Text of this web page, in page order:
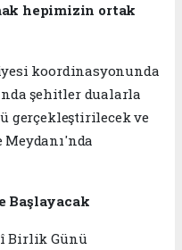
hepimizin ortak
koordinasyonunda
şehitler dualarla
gerçekleştirilecek ve
Meydanı'nda
Başlayacak
Birlik Günü